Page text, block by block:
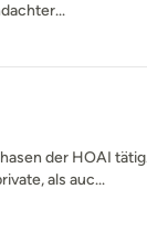
der HOAI
als auc...